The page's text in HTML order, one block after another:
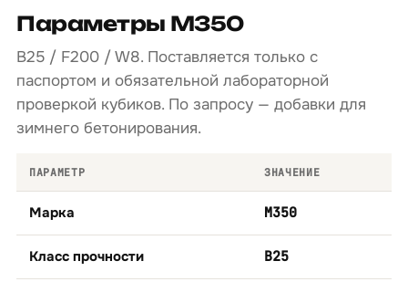
Параметры М350
B25 / F200 / W8. Поставляется только с
паспортом и обязательной лабораторной
проверкой кубиков. По запросу — добавки для
зимнего бетонирования.
ПАРАМЕТР ЗНАЧЕНИЕ
Марка М350
Класс прочности B25